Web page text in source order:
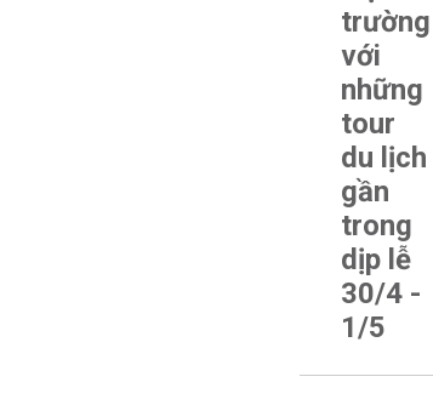
trường
với
những
tour
du lịch
gần
trong
dịp lễ
30/4 -
1/5